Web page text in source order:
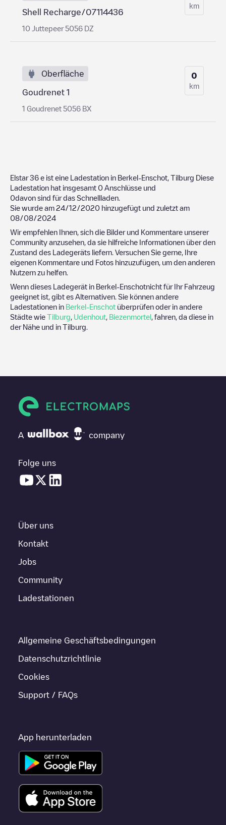
Shell Recharge/07114436
10 Juttepeer 5056 DZ
km
Oberfläche
Goudrenet 1
1 Goudrenet 5056 BX
0
km
Elstar 36 e ist eine Ladestation in Berkel-Enschot Tilburg Diese
Ladestation hat insgesamt 0 Anschlüsse und
0davon sind für das Schnellladen.
Sie wurde am 24/12/2020 hinzugefügt und zuletzt am
08/08/2024
Wir empfehlen Ihnen, sich die Bilder und Kommentare unserer
Community anzusehen, da sie hilfreiche Informationen über den
Zustand des Ladegeräts liefern. Versuchen Sie gerne, Ihre
eigenen Kommentare und Fotos hinzuzufügen, um den anderen
Nutzern zu helfen.
Wenn dieses Ladegerät in Berkel-Enschotnicht für Ihr Fahrzeug
geeignet ist, gibt es Alternativen. Sie können andere
Ladestationen in Berkel-Enschot überprüfen oder in andere
Städte wie Tilburg Udenhout Biezenmortel , fahren, da diese in
der Nähe und in Tilburg
A company
Folge uns
Über uns
Kontakt
Jobs
Community
Ladestationen
Allgemeine Geschäftsbedingungen
Datenschutzrichtlinie
Cookies
Support / FAQs
App herunterladen